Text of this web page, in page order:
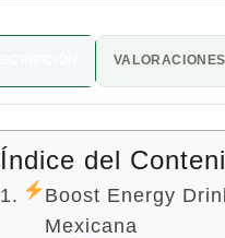
Índice del
Boost Energy
Mexicana